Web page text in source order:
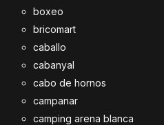
boxeo
bricomart
caballo
cabanyal
cabo de hornos
campanar
camping arena blanca